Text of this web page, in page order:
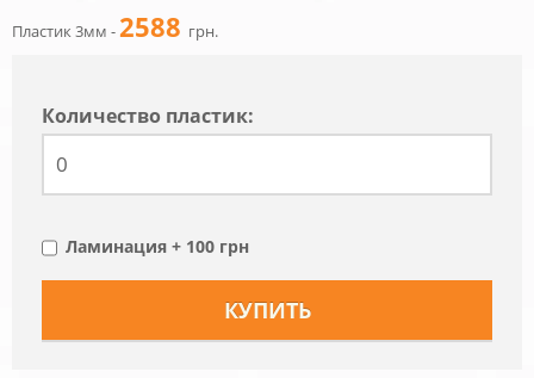
Пластик 3мм -2588 грн.
Количество пластик:
Ламинация + 100 грн